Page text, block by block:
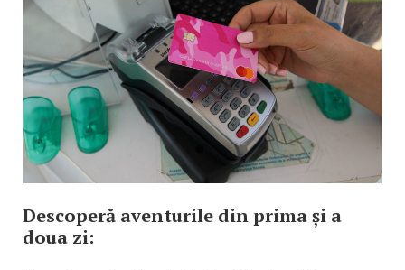
Descoperă aventurile din prima și a
doua zi: